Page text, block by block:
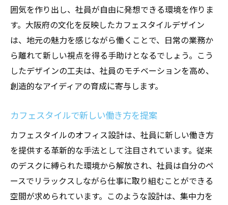
囲気を作り出し、社員が自由に発想できる環境を作りま
す。大阪府の文化を反映したカフェスタイルデザイン
は、地元の魅力を感じながら働くことで、日常の業務か
ら離れて新しい視点を得る手助けとなるでしょう。こう
したデザインの工夫は、社員のモチベーションを高め、
創造的なアイディアの育成に寄与します。
カフェスタイルで新しい働き方を提案
カフェスタイルのオフィス設計は、社員に新しい働き方
を提供する革新的な手法として注目されています。従来
のデスクに縛られた環境から解放され、社員は自分のペ
ースでリラックスしながら仕事に取り組むことができる
空間が求められています。このような設計は、集中力を